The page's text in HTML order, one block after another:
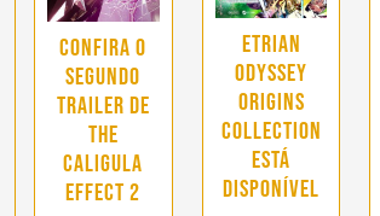
Confira o
segundo
trailer de
The
Caligula
Effect 2
Etrian
Odyssey
Origins
Collection
está
disponível